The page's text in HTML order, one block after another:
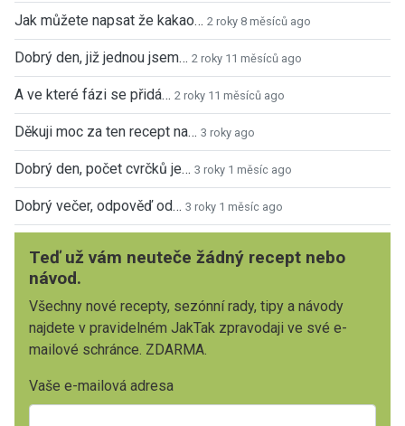
Jak můžete napsat že kakao… 2 roky 8 měsíců ago
Dobrý den, již jednou jsem… 2 roky 11 měsíců ago
A ve které fázi se přidá… 2 roky 11 měsíců ago
Děkuji moc za ten recept na… 3 roky ago
Dobrý den, počet cvrčků je… 3 roky 1 měsíc ago
Dobrý večer, odpověď od… 3 roky 1 měsíc ago
Teď už vám neuteče žádný recept nebo
návod.
Všechny nové recepty, sezónní rady, tipy a návody
najdete v pravidelném JakTak zpravodaji ve své e-
mailové schránce. ZDARMA.
Vaše e-mailová adresa